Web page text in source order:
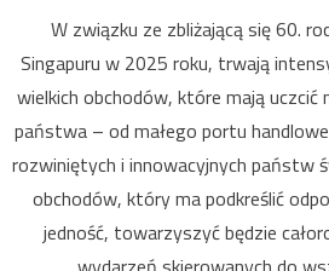
W związku ze zbliżającą się 60.
Singapuru w 2025 roku, trwają
wielkich obchodów, które mają uczcić
państwa – od małego portu
rozwiniętych i innowacyjnych państw
obchodów, który ma podkreślić
jedność, towarzyszyć będzie